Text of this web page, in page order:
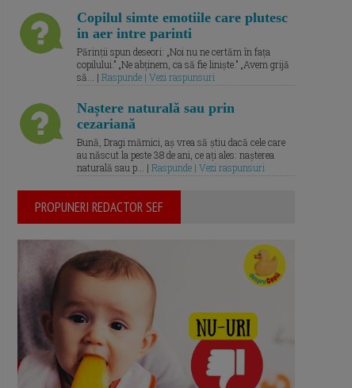
Copilul simte emotiile care plutesc
in aer intre parinti
Părinții spun deseori: „Noi nu ne certăm în fața
copilului.” „Ne abținem, ca să fie liniște.” „Avem grijă
să... | Raspunde | Vezi raspunsuri
Naștere naturală sau prin
cezariană
Bună, Dragi mămici, aș vrea să știu dacă cele care
au născut la peste 38 de ani, ce ați ales: nașterea
naturală sau p... | Raspunde | Vezi raspunsuri
PROPUNERI REDACTOR SEF